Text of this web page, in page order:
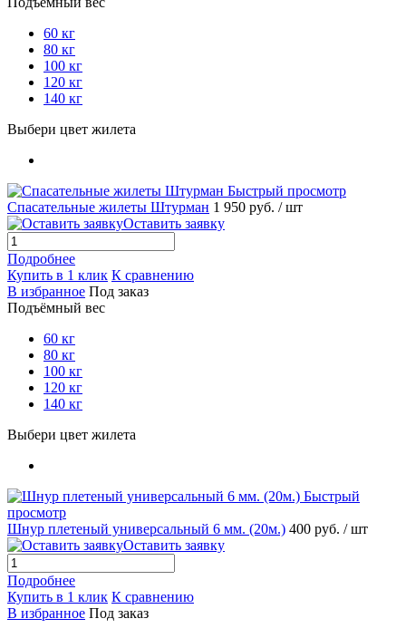
60 кг
80 кг
100 кг
120 кг
140 кг
Выбери цвет жилета
Быстрый просмотр
Спасательные жилеты Штурман 1 950 руб. / шт
Оставить заявку
Подробнее
Купить в 1 клик К сравнению
В избранное Под заказ
Подъёмный вес
60 кг
80 кг
100 кг
120 кг
140 кг
Выбери цвет жилета
Быстрый
просмотр
Шнур плетеный универсальный 6 мм. (20м.) 400 руб. / шт
Оставить заявку
Подробнее
Купить в 1 клик К сравнению
В избранное Под заказ